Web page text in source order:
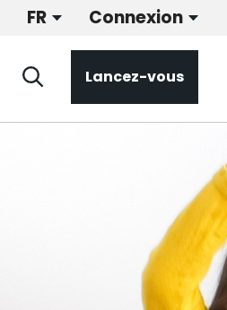
FR Connexion
Lancez-vous